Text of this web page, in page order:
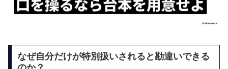
なぜ自分だけが特別扱いされると勘違いできる